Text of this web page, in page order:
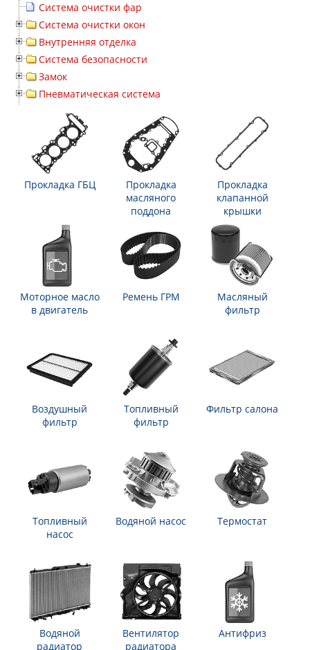
Система очистки фар
Система очистки окон
Внутренняя отделка
Система безопасности
Замок
Пневматическая система
Прокладка ГБЦ
Прокладка
масляного
поддона
Прокладка
клапанной
крышки
Моторное масло
в двигатель
Ремень ГРМ
Масляный
фильтр
Воздушный
фильтр
Топливный
фильтр
Фильтр салона
Топливный
насос
Водяной насос Термостат
Водяной
радиатор
Вентилятор
радиатора
Антифриз